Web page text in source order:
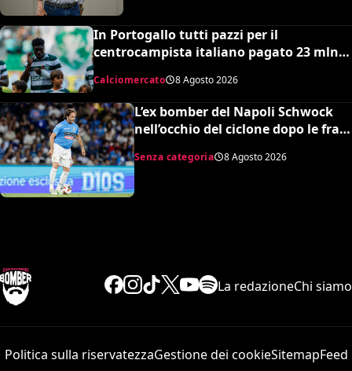
In Portogallo tutti pazzi per il
centrocampista italiano pagato 23 mln
ma snobbato dalla Nazionale maggiore e
dalla Serie A: lo strano caso di Issa
Doumbia
Calciomercato 8 Agosto 2026
L’ex bomber del Napoli Schwock
nell’occhio del ciclone dopo le frasi
shock su Mario Roggero
Senza categoria 8 Agosto 2026
La redazioneChi siamo
Politica sulla riservatezzaGestione dei cookieSitemapFeed